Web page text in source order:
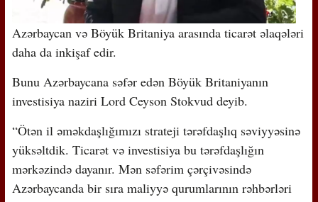
Azərbaycan və Böyük Britaniya arasında ticarət əlaqələri
daha da inkişaf edir.
Bunu Azərbaycana səfər edən Böyük Britaniyanın
investisiya naziri Lord Ceyson Stokvud deyib.
“Ötən il əməkdaşlığımızı strateji tərəfdaşlıq səviyyəsinə
yüksəltdik. Ticarət və investisiya bu tərəfdaşlığın
mərkəzində dayanır. Mən səfərim çərçivəsində
Azərbaycanda bir sıra maliyyə qurumlarının rəhbərləri